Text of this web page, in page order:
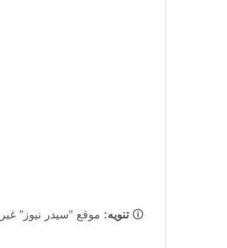
🛈تنويه: موقع "سيدر نيوز"